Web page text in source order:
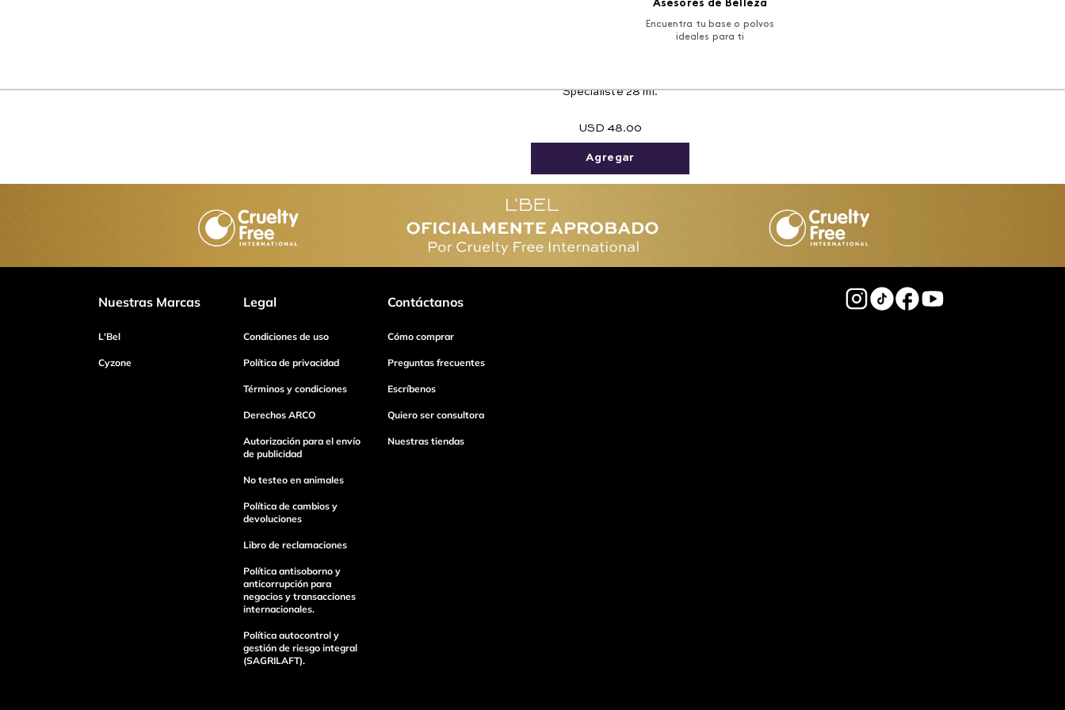
Asesores de Belleza
Encuentra tu base o polvos
ideales para ti
Spécialiste 28 ml.
USD 48.00
Agregar
Nuestras Marcas
L'Bel
Cyzone
Legal
Condiciones de uso
Política de privacidad
Términos y condiciones
Derechos ARCO
Autorización para el envío
de publicidad
No testeo en animales
Política de cambios y
devoluciones
Libro de reclamaciones
Política antisoborno y
anticorrupción para
negocios y transacciones
internacionales.
Política autocontrol y
gestión de riesgo integral
(SAGRILAFT).
Contáctanos
Cómo comprar
Preguntas frecuentes
Escríbenos
Quiero ser consultora
Nuestras tiendas